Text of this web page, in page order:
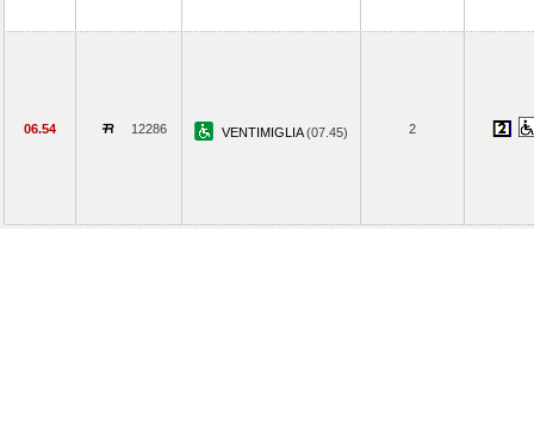
06.54 12286 VENTIMIGLIA(07.45) 2